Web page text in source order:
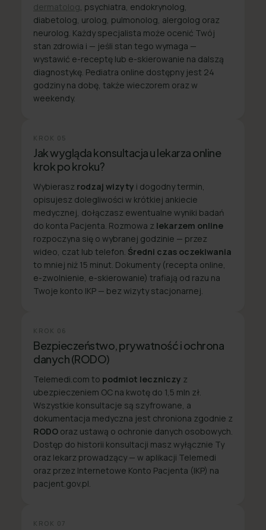
dermatolog , psychiatra, endokrynolog,
diabetolog, urolog, pulmonolog, alergolog oraz
neurolog. Każdy specjalista może ocenić Twój
stan zdrowia i — jeśli stan tego wymaga —
wystawić e-receptę lub e-skierowanie na dalszą
diagnostykę. Pediatra online dostępny jest 24
godziny na dobę, także wieczorem oraz w
weekendy.
KROK 05
Jak wygląda konsultacja u lekarza online
krok po kroku?
Wybierasz rodzaj wizyty i dogodny termin,
opisujesz dolegliwości w krótkiej ankiecie
medycznej, dołączasz ewentualne wyniki badań
do konta Pacjenta. Rozmowa z lekarzem online
rozpoczyna się o wybranej godzinie — przez
wideo, czat lub telefon. Średni czas oczekiwania
to mniej niż 15 minut. Dokumenty (recepta online,
e-zwolnienie, e-skierowanie) trafiają od razu na
Twoje konto IKP — bez wizyty stacjonarnej.
KROK 06
Bezpieczeństwo, prywatność i ochrona
danych (RODO)
Telemedi.com to podmiot leczniczy z
ubezpieczeniem OC na kwotę do 1,5 mln zł.
Wszystkie konsultacje są szyfrowane, a
dokumentacja medyczna jest chroniona zgodnie z
RODO oraz ustawą o ochronie danych osobowych.
Dostęp do historii konsultacji masz wyłącznie Ty
oraz lekarz prowadzący — w aplikacji Telemedi
oraz przez Internetowe Konto Pacjenta (IKP) na
pacjent.gov.pl.
KROK 07